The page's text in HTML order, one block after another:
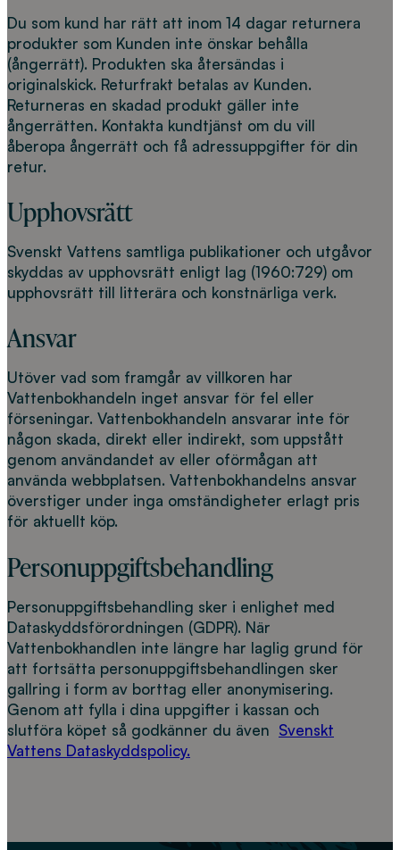
Du som kund har rätt att inom 14 dagar returnera
produkter som Kunden inte önskar behålla
(ångerrätt). Produkten ska återsändas i
originalskick. Returfrakt betalas av Kunden.
Returneras en skadad produkt gäller inte
ångerrätten. Kontakta kundtjänst om du vill
åberopa ångerrätt och få adressuppgifter för din
retur.
Upphovsrätt
Svenskt Vattens samtliga publikationer och utgåvor
skyddas av upphovsrätt enligt lag (1960:729) om
upphovsrätt till litterära och konstnärliga verk.
Ansvar
Utöver vad som framgår av villkoren har
Vattenbokhandeln inget ansvar för fel eller
förseningar. Vattenbokhandeln ansvarar inte för
någon skada, direkt eller indirekt, som uppstått
genom användandet av eller oförmågan att
använda webbplatsen. Vattenbokhandelns ansvar
överstiger under inga omständigheter erlagt pris
för aktuellt köp.
Personuppgiftsbehandling
Personuppgiftsbehandling sker i enlighet med
Dataskyddsförordningen (GDPR). När
Vattenbokhandlen inte längre har laglig grund för
att fortsätta personuppgiftsbehandlingen sker
gallring i form av borttag eller anonymisering.
Genom att fylla i dina uppgifter i kassan och
slutföra köpet så godkänner du även Svenskt
Vattens Dataskyddspolicy.